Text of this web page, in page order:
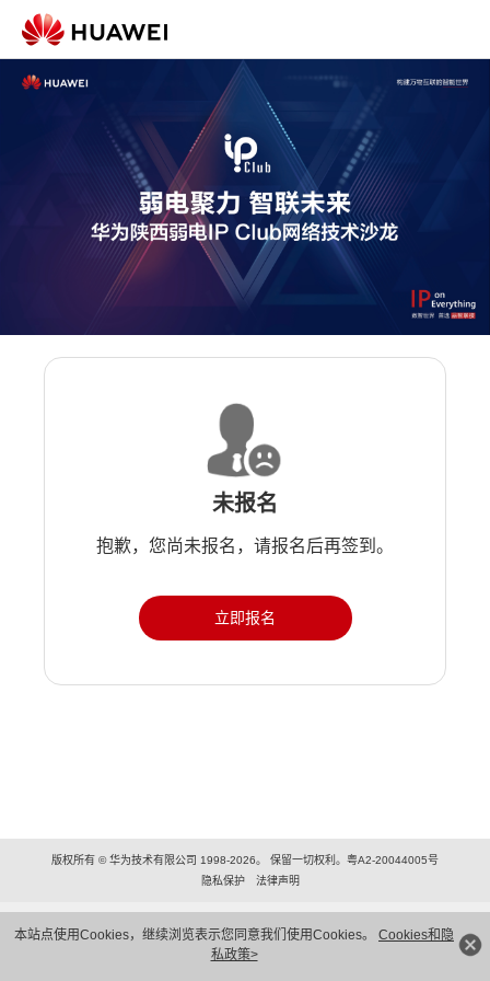
本站点使用Cookies，继续浏览表示您同意我们使用Cookies。 Cookies和隐
私政策>
未报名
抱歉，您尚未报名，请报名后再签到。
立即报名
版权所有 © 华为技术有限公司 1998-2026。 保留一切权利。粤A2-20044005号
隐私保护
法律声明